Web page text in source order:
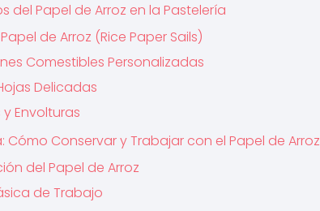
del Papel de Arroz en la Pastelería
de Arroz (Rice Paper Sails)
Comestibles Personalizadas
Delicadas
y Envolturas
Cómo Conservar y Trabajar con el Papel de Arroz
del Papel de Arroz
de Trabajo